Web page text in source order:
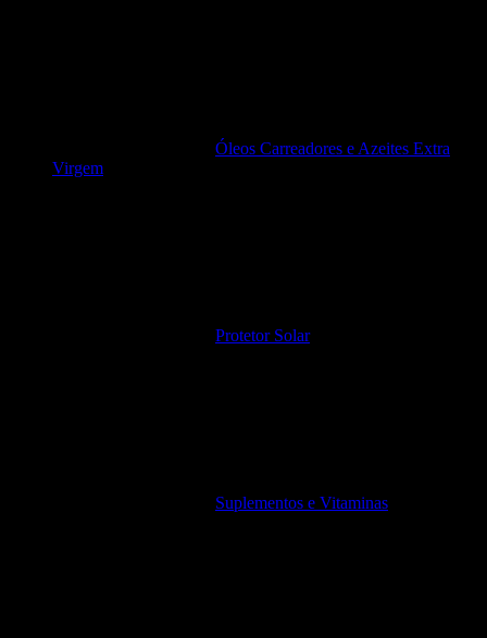
Óleos Carreadores e Azeites Extra
Virgem
Protetor Solar
Suplementos e Vitaminas